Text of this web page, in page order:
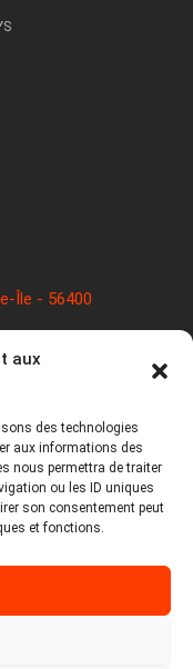
aux
des technologies
aux informations des
nous permettra de traiter
ou les ID uniques
son consentement peut
et fonctions.
Île - 56400
-